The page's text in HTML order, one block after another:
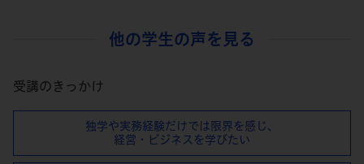
他の学生の声を見る
受講のきっかけ
独学や実務経験だけでは限界を感じ、
経営・ビジネスを学びたい